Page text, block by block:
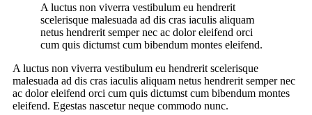
A luctus non viverra vestibulum eu hendrerit
scelerisque malesuada ad dis cras iaculis aliquam
netus hendrerit semper nec ac dolor eleifend orci
cum quis dictumst cum bibendum montes eleifend.
A luctus non viverra vestibulum eu hendrerit scelerisque
malesuada ad dis cras iaculis aliquam netus hendrerit semper nec
ac dolor eleifend orci cum quis dictumst cum bibendum montes
eleifend. Egestas nascetur neque commodo nunc.